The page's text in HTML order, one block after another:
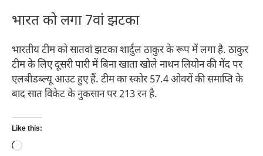
भारत को लगा 7वां झटका
भारतीय टीम को सातवां झटका शार्दुल ठाकुर के रूप में लगा है. ठाकुर
टीम के लिए दूसरी पारी में बिना खाता खोले नाथन लियोन की गेंद पर
एलबीडब्ल्यू आउट हुए हैं. टीम का स्कोर 57.4 ओवरों की समाप्ति के
बाद सात विकेट के नुकसान पर 213 रन है.
Like this:
Loading…